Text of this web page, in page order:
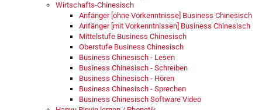
Wirtschafts-Chinesisch
Anfänger [ohne Vorkenntnisse] Business Chinesisch
Anfänger [mit Vorkenntnissen] Business Chinesisch
Mittelstufe Business Chinesisch
Oberstufe Business Chinesisch
Business Chinesisch - Lesen
Business Chinesisch - Schreiben
Business Chinesisch - Hören
Business Chinesisch - Sprechen
Business Chinesisch Software Video